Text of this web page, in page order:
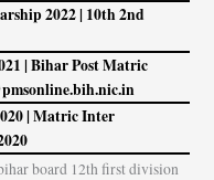
2022 | 10th 2nd
| Bihar Post Matric
| Matric Inter
board 12th first division